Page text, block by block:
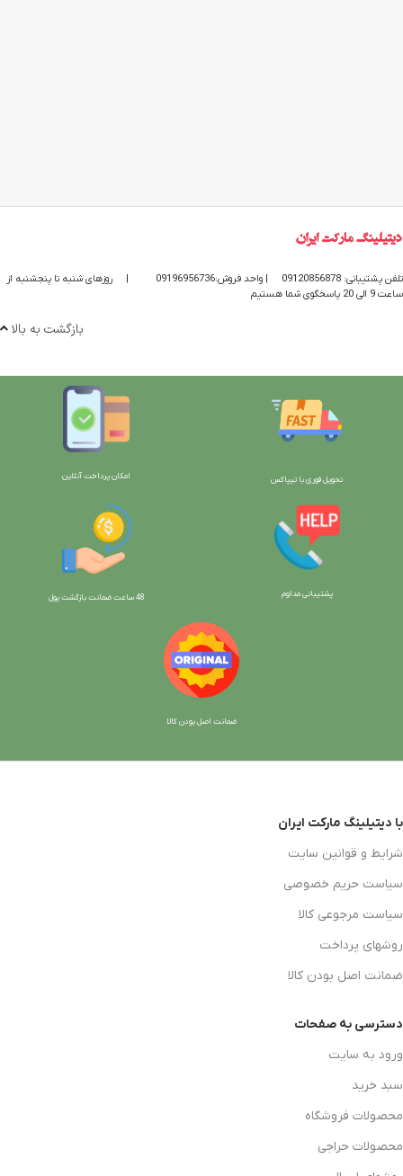
تلفن پشتیبانی: 09120856878 | واحد فروش:09196956736
روزهای شنبه تا پنجشنبه از
ساعت 9 الی 20 پاسخگوی شما هستیم
بازگشت به بالا
تحویل فوری با تیپاکس امکان پرداخت آنلاین
پشتیبانی مداوم 48 ساعت ضمانت بازگش ت پول
ضمانت اصل بودن کالا
با دیتیلینگ مارکت ایران
شرایط و قوانین سایت
سیاست حریم خصوصی
سیاست مرجوعی کالا
روشهای پرداخت
ضمانت اصل بودن کالا
دسترسی به صفحات
ورود به سایت
سبد خرید
محصولات فروشگاه
محصولات حراجی